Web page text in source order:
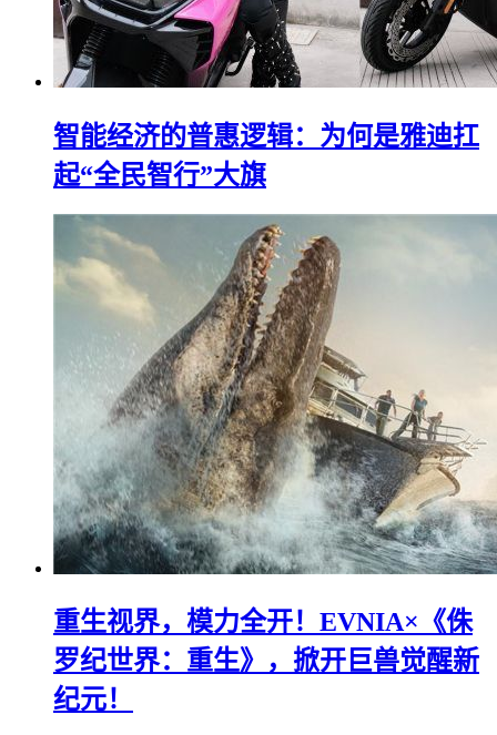
智能经济的普惠逻辑：为何是雅迪扛
起“全民智行”大旗
重生视界，模力全开！EVNIA×《侏
罗纪世界：重生》，掀开巨兽觉醒新
纪元！